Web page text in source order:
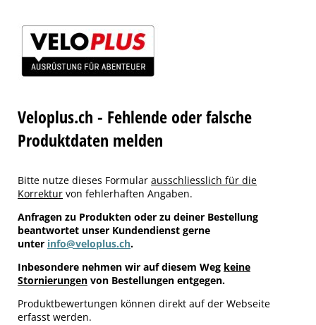
Veloplus.ch - Fehlende oder falsche
Produktdaten melden
Bitte nutze dieses Formular ausschliesslich für die
Korrektur von fehlerhaften Angaben.
Anfragen zu Produkten oder zu deiner Bestellung
beantwortet unser Kundendienst gerne
unter info@veloplus.ch.
Inbesondere nehmen wir auf diesem Weg keine
Stornierungen von Bestellungen entgegen.
Produktbewertungen können direkt auf der Webseite
erfasst werden.